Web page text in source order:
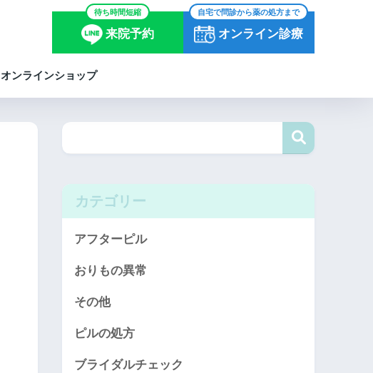
待ち時間短縮
来院予約
自宅で問診から薬の処方まで
オンライン診療
オンラインショップ
カテゴリー
アフターピル
おりもの異常
その他
ピルの処方
ブライダルチェック